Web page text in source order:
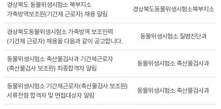
경상북도 동물위생시험소 북부지소
가축방역보조원(기간제 근로자) 채용 알림
경상북도동물위생시험소북부지소
경상북도동물위생시험소 가축방역 보조인력
(기간제 근로자) 채용을 다음과 같이 공고합니다.
동물위생시험소 질병진단과
동물위생시험소 축산물검사과 기간제근로자
(축산물검사 보조원) 최종합격자 알림
동물위생시험소 축산물검사과
동물위생시험소 기간제근로자(축산물검사 보조원)
서류전형 합격자 및 면접대상자 알림
동물위생시험소 축산물검사과